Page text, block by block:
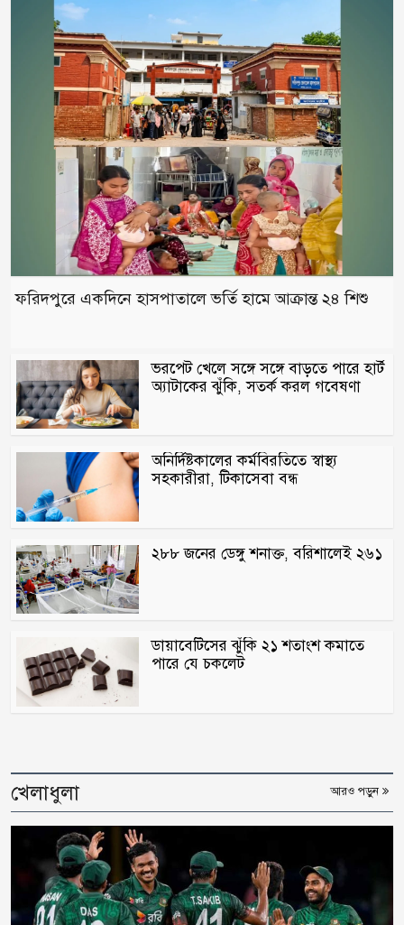
ফরিদপুরে একদিনে হাসপাতালে ভর্তি হামে আক্রান্ত ২৪ শিশু
ভরপেট খেলে সঙ্গে সঙ্গে বাড়তে পারে হার্ট
অ্যাটাকের ঝুঁকি, সতর্ক করল গবেষণা
অনির্দিষ্টকালের কর্মবিরতিতে স্বাস্থ্য
সহকারীরা, টিকাসেবা বন্ধ
২৮৮ জনের ডেঙ্গু শনাক্ত, বরিশালেই ২৬১
ডায়াবেটিসের ঝুঁকি ২১ শতাংশ কমাতে
পারে যে চকলেট
খেলাধুলা আরও পড়ুন